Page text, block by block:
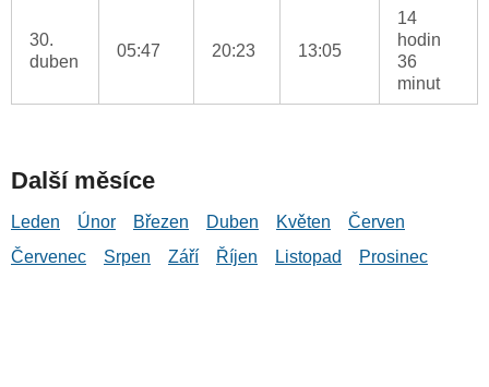
30.
duben
05:47 20:23 13:05
14
hodin
36
minut
Další měsíce
Leden Únor Březen Duben Květen
Červen
Červenec
Srpen Září Říjen Listopad Prosinec